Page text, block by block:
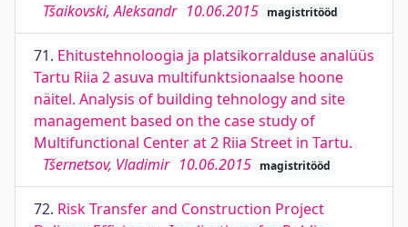
Tšaikovski, Aleksandr 10.06.2015 magistritööd
71. Ehitustehnoloogia ja platsikorralduse analüüs
Tartu Riia 2 asuva multifunktsionaalse hoone
näitel. Analysis of building tehnology and site
management based on the case study of
Multifunctional Center at 2 Riia Street in Tartu.
Tšernetsov, Vladimir 10.06.2015 magistritööd
72. Risk Transfer and Construction Project